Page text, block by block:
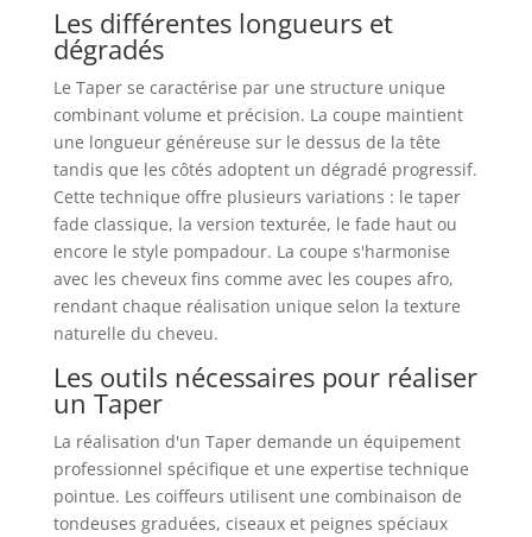
Les différentes longueurs et
dégradés
Le Taper se caractérise par une structure unique
combinant volume et précision. La coupe maintient
une longueur généreuse sur le dessus de la tête
tandis que les côtés adoptent un dégradé progressif.
Cette technique offre plusieurs variations : le taper
fade classique, la version texturée, le fade haut ou
encore le style pompadour. La coupe s'harmonise
avec les cheveux fins comme avec les coupes afro,
rendant chaque réalisation unique selon la texture
naturelle du cheveu.
Les outils nécessaires pour réaliser
un Taper
La réalisation d'un Taper demande un équipement
professionnel spécifique et une expertise technique
pointue. Les coiffeurs utilisent une combinaison de
tondeuses graduées, ciseaux et peignes spéciaux